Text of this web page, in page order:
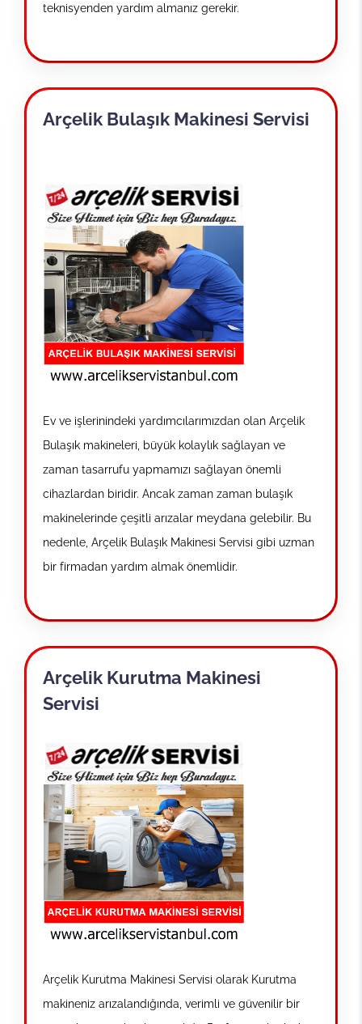
teknisyenden yardım almanız gerekir.
Arçelik Bulaşık Makinesi Servisi
Ev ve işlerinindeki yardımcılarımızdan olan Arçelik
Bulaşık makineleri, büyük kolaylık sağlayan ve
zaman tasarrufu yapmamızı sağlayan önemli
cihazlardan biridir. Ancak zaman zaman bulaşık
makinelerinde çeşitli arızalar meydana gelebilir. Bu
nedenle, Arçelik Bulaşık Makinesi Servisi gibi uzman
bir firmadan yardım almak önemlidir.
Arçelik Kurutma Makinesi
Servisi
Arçelik Kurutma Makinesi Servisi olarak Kurutma
makineniz arızalandığında, verimli ve güvenilir bir